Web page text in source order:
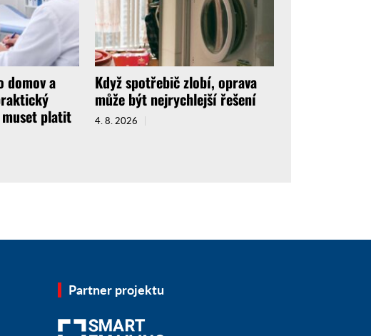
domov a
platit
Když spotřebič zlobí, oprava
může být nejrychlejší řešení
4. 8. 2026
Partner projektu